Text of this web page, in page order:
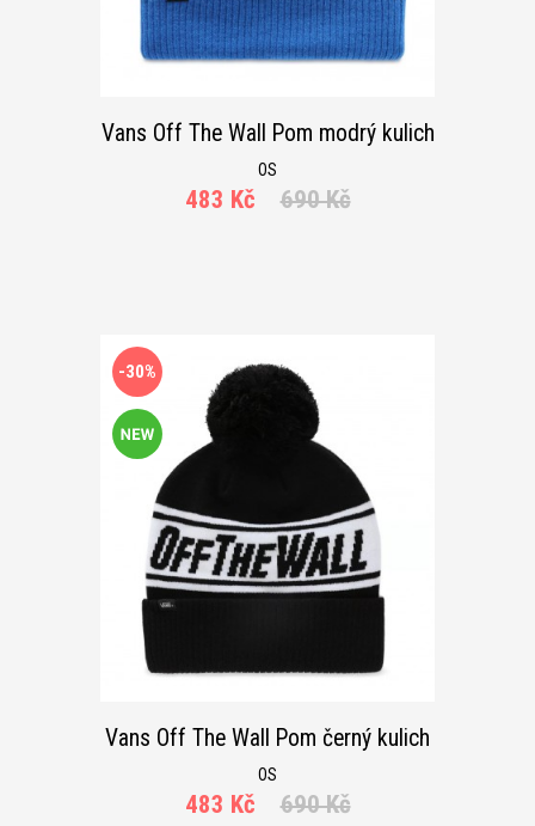
Vans Off The Wall Pom modrý kulich
OS
483 Kč 690 Kč
-30%
Vans Off The Wall Pom černý kulich
OS
483 Kč 690 Kč